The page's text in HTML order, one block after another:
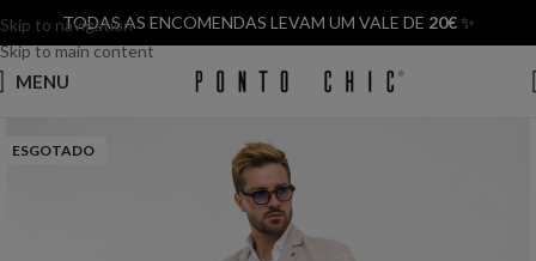
Skip to navigation
Skip to main content
TODAS AS ENCOMENDAS LEVAM UM VALE DE 20€✨
MENU
ESGOTADO